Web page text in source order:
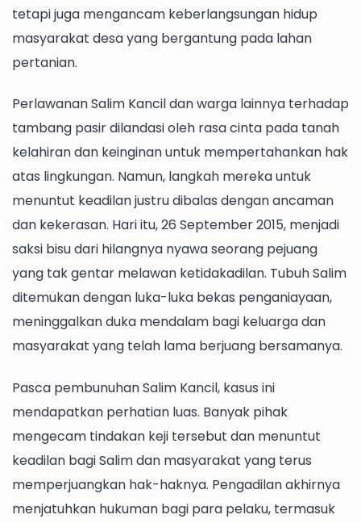
tetapi juga mengancam keberlangsungan hidup
masyarakat desa yang bergantung pada lahan
pertanian.
Perlawanan Salim Kancil dan warga lainnya terhadap
tambang pasir dilandasi oleh rasa cinta pada tanah
kelahiran dan keinginan untuk mempertahankan hak
atas lingkungan. Namun, langkah mereka untuk
menuntut keadilan justru dibalas dengan ancaman
dan kekerasan. Hari itu, 26 September 2015, menjadi
saksi bisu dari hilangnya nyawa seorang pejuang
yang tak gentar melawan ketidakadilan. Tubuh Salim
ditemukan dengan luka-luka bekas penganiayaan,
meninggalkan duka mendalam bagi keluarga dan
masyarakat yang telah lama berjuang bersamanya.
Pasca pembunuhan Salim Kancil, kasus ini
mendapatkan perhatian luas. Banyak pihak
mengecam tindakan keji tersebut dan menuntut
keadilan bagi Salim dan masyarakat yang terus
memperjuangkan hak-haknya. Pengadilan akhirnya
menjatuhkan hukuman bagi para pelaku, termasuk